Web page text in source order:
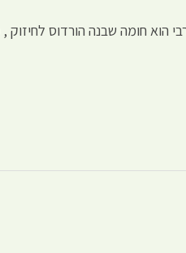
הוא חומה שבנה הורדוס לחיזוק